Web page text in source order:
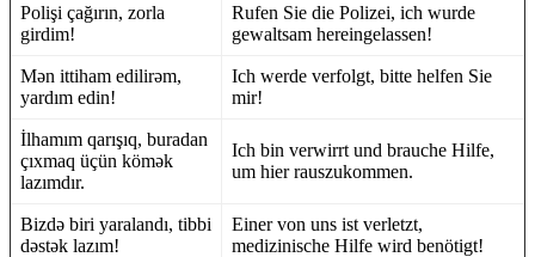
Polişi çağırın, zorla
girdim!
Rufen Sie die Polizei, ich wurde
gewaltsam hereingelassen!
Mən ittiham edilirəm,
yardım edin!
Ich werde verfolgt, bitte helfen Sie
mir!
İlhamım qarışıq, buradan
çıxmaq üçün kömək
lazımdır.
Ich bin verwirrt und brauche Hilfe,
um hier rauszukommen.
Bizdə biri yaralandı, tibbi
dəstək lazım!
Einer von uns ist verletzt,
medizinische Hilfe wird benötigt!